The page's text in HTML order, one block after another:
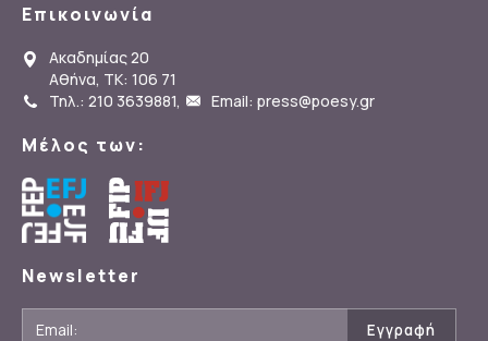
Επικοινωνία
Ακαδημίας 20
Αθήνα, ΤΚ: 106 71
Τηλ.: 210 3639881, Email: press@poesy.gr
Μέλος των:
Newsletter